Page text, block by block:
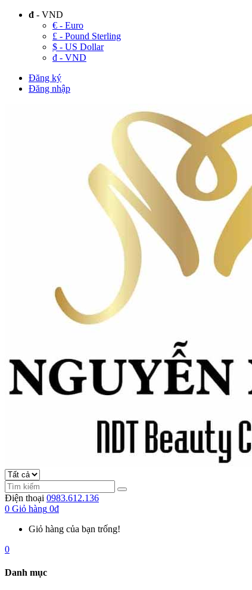
đ - VND
€ - Euro
£ - Pound Sterling
$ - US Dollar
đ - VND
Đăng ký
Đăng nhập
Điện thoại 0983.612.136
0 Giỏ hàng 0đ
Giỏ hàng của bạn trống!
0
Danh mục